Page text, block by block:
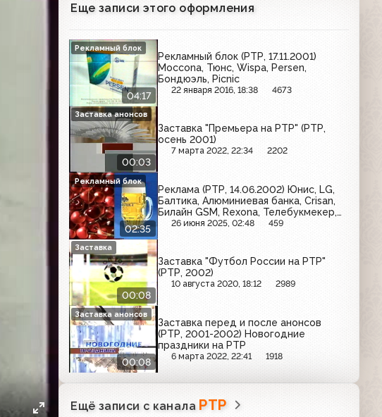
Еще записи этого оформления
04:17
Рекламный блок (РТР, 17.11.2001)
Moccona, Тюнс, Wispa, Persen,
Бондюэль, Picnic
22 января 2016, 18:38 4673
Рекламный блок
00:03
Заставка "Премьера на РТР" (РТР,
осень 2001)
7 марта 2022, 22:34 2202
Заставка анонсов
02:35
Реклама (РТР, 14.06.2002) Юнис, LG,
Балтика, Алюминиевая банка, Crisan,
Билайн GSM, Rexona, Телебукмекер,
Арсенальное
26 июня 2025, 02:48 459
Рекламный блок
00:08
Заставка "Футбол России на РТР"
(РТР, 2002)
10 августа 2020, 18:12 2989
Заставка
00:08
Заставка перед и после анонсов
(РТР, 2001-2002) Новогодние
праздники на РТР
6 марта 2022, 22:41 1918
Заставка анонсов
Ещё записи с канала РТР